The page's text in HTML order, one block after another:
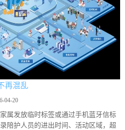
再混乱
04-20
属发放临时标签或通过手机蓝牙信标
陪护人员的进出时间、活动区域，超